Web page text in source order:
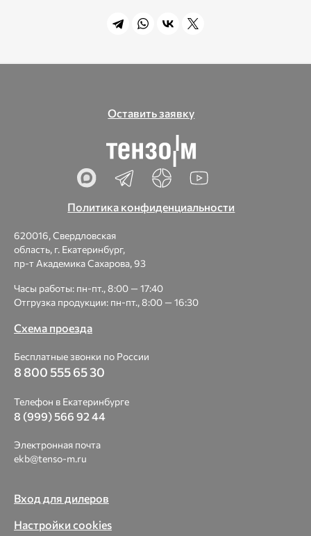
Оставить заявку
Политика конфиденциальности
620016, Свердловская
область, г. Екатеринбург,
пр-т Академика Сахарова, 93
Часы работы: пн-пт., 8:00 — 17:40
Отгрузка продукции: пн-пт., 8:00 — 16:30
Схема проезда
Бесплатные звонки по России
8 800 555 65 30
Телефон в Екатеринбурге
8 (999) 566 92 44
Электронная почта
ekb@tenso-m.ru
Вход для дилеров
Настройки cookies